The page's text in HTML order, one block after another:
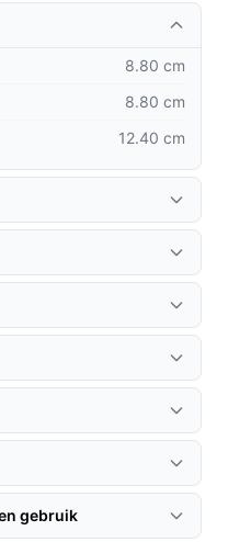
unieke
wat resulteert
apparaat.
de EZVIZ app heb je
vanuit je
biedt je de
in te schakelen,
je gegevens
te halen, volg je deze
met het
8.80 cm
8.80 cm
12.40 cm
gebruik